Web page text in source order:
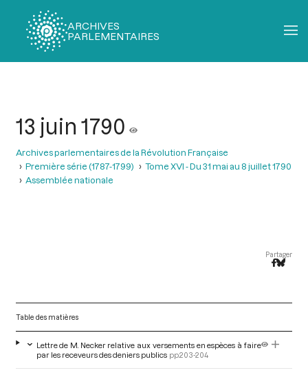
ARCHIVES
PARLEMENTAIRES
13 juin 1790
Archives parlementaires de la Révolution Française
Première série (1787-1799)
Tome XVI - Du 31 mai au 8 juillet 1790
Assemblée nationale
Partager
Table des matières
Lettre de M. Necker relative aux versements en espèces à faire
par les receveurs des deniers publics pp.203-204